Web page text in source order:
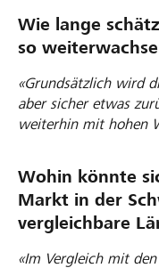
Wie lange
so
«Grundsätzlich wird
aber sicher etwas
weiterhin mit hohen
Wohin könnte
Markt in der
vergleichbare
«Im Vergleich mit